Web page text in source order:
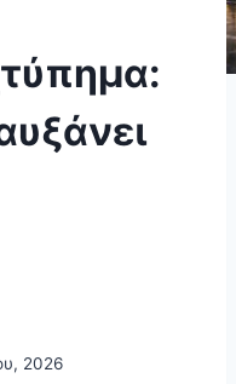
2026